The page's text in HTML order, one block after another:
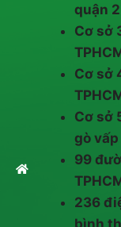
quận
Cơ sở
Cơ sở
Cơ sở
gò
99
236
bình